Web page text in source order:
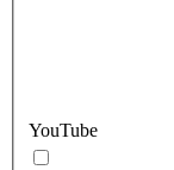
YouTube